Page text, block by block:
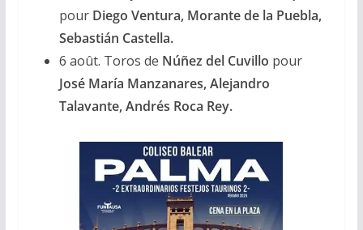
pour Diego Ventura, Morante de la Puebla,
Sebastián Castella.
6 août. Toros de Núñez del Cuvillo pour
José María Manzanares, Alejandro
Talavante, Andrés Roca Rey.